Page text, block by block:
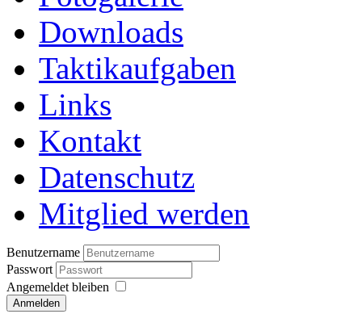
Downloads
Taktikaufgaben
Links
Kontakt
Datenschutz
Mitglied werden
Benutzername
Passwort
Angemeldet bleiben
Anmelden